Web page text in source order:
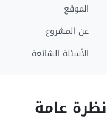
نظرة عامة
الموقع
عن المشروع
الأسئلة الشائعة